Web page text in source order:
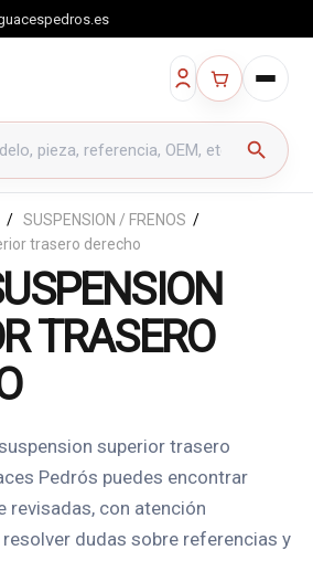
search
SUSPENSION / FRENOS
trasero derecho
TRASERO
superior trasero
Pedrós puedes encontrar
revisadas, con atención
dudas sobre referencias y